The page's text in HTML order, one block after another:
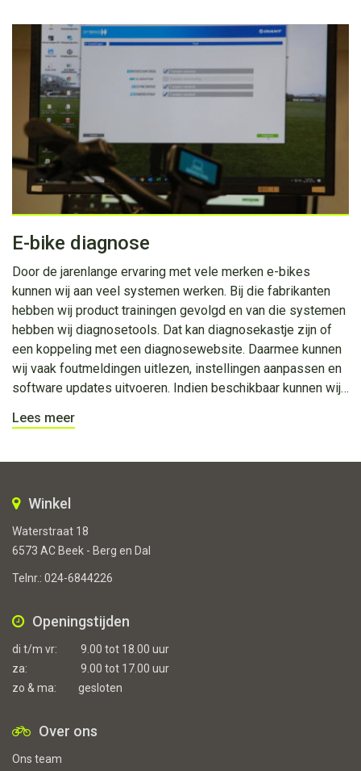
E-bike diagnose
Door de jarenlange ervaring met vele merken e-bikes
kunnen wij aan veel systemen werken. Bij die fabrikanten
hebben wij product trainingen gevolgd en van die systemen
hebben wij diagnosetools. Dat kan diagnosekastje zijn of
een koppeling met een diagnosewebsite. Daarmee kunnen
wij vaak foutmeldingen uitlezen, instellingen aanpassen en
software updates uitvoeren. Indien beschikbaar kunnen wij…
Lees meer
Winkel
Waterstraat 18
6573 AC Beek - Berg en Dal
Telnr.: 024-6844226
Openingstijden
di t/m vr:
9.00 tot 18.00 uur
za:
9.00 tot 17.00 uur
zo & ma:
gesloten
Over ons
Ons team